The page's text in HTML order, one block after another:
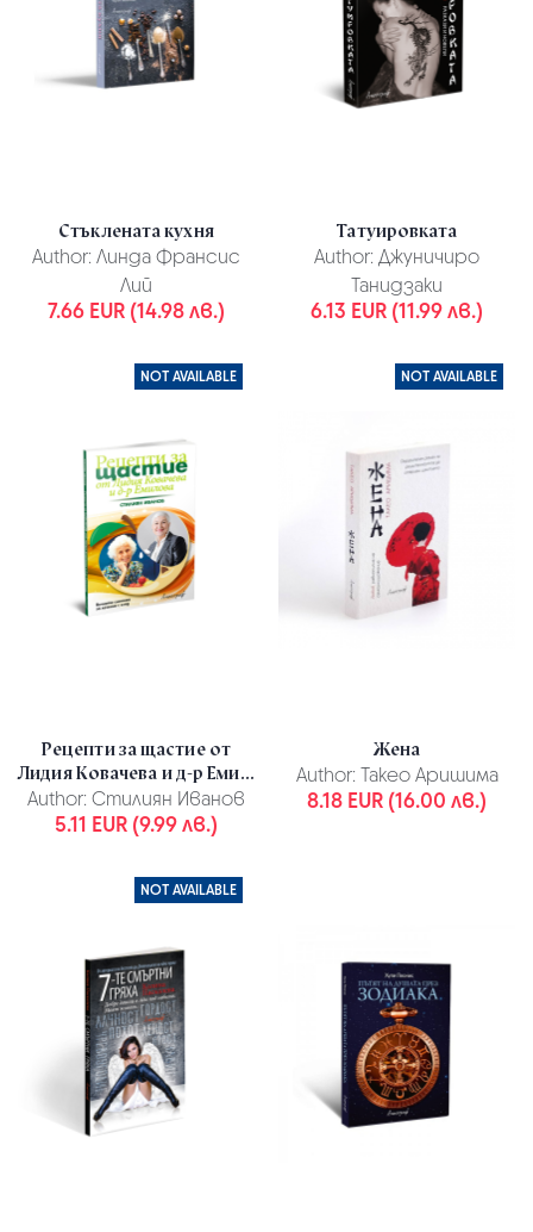
Стъклената кухня
Author: Линда Франсис
Лий
7.66 EUR (14.98 лв.)
Татуировката
Author: Джуничиро
Танидзаки
6.13 EUR (11.99 лв.)
NOT AVAILABLE
Рецепти за щастие от
Лидия Ковачева и д-р Еми...
Author: Стилиян Иванов
5.11 EUR (9.99 лв.)
NOT AVAILABLE
Жена
Author: Такео Аришима
8.18 EUR (16.00 лв.)
NOT AVAILABLE